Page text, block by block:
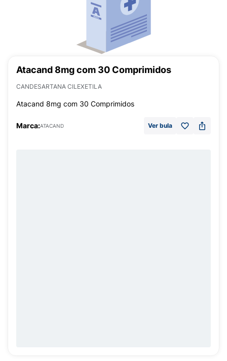
Atacand 8mg com 30 Comprimidos
CANDESARTANA CILEXETILA
Atacand 8mg com 30 Comprimidos
Marca:ATACAND Ver bula